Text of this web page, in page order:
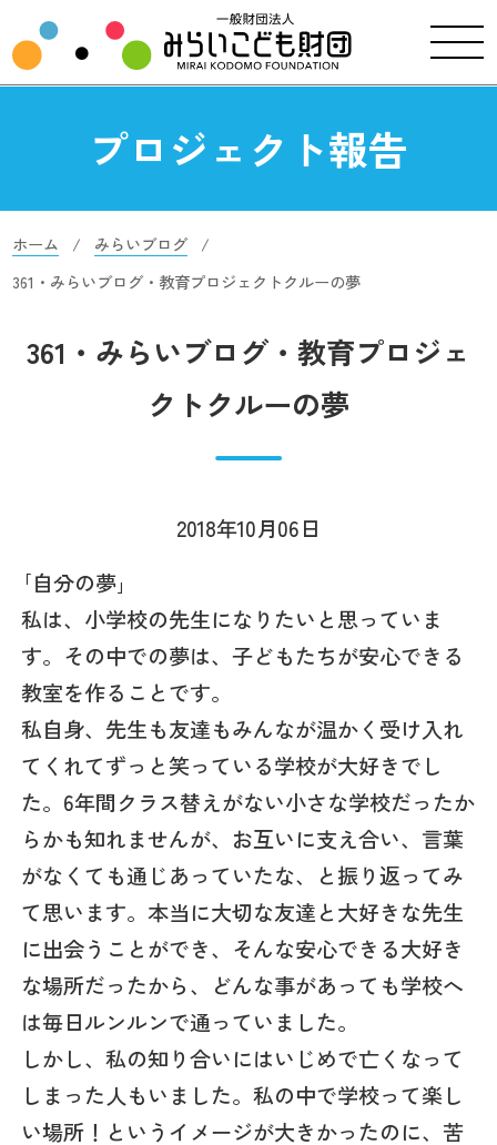
プロジェクト報告
ホーム
みらいブログ
361・みらいブログ・教育プロジェクトクルーの夢
361・みらいブログ・教育プロジェ
クトクルーの夢
2018年10月06日
｢自分の夢｣
私は、小学校の先生になりたいと思っていま
す。その中での夢は、子どもたちが安心できる
教室を作ることです。
私自身、先生も友達もみんなが温かく受け入れ
てくれてずっと笑っている学校が大好きでし
た。6年間クラス替えがない小さな学校だったか
らかも知れませんが、お互いに支え合い、言葉
がなくても通じあっていたな、と振り返ってみ
て思います。本当に大切な友達と大好きな先生
に出会うことができ、そんな安心できる大好き
な場所だったから、どんな事があっても学校へ
は毎日ルンルンで通っていました。
しかし、私の知り合いにはいじめで亡くなって
しまった人もいました。私の中で学校って楽し
い場所！というイメージが大きかったのに、苦